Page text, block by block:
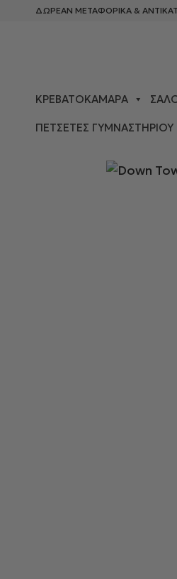
ΔΩΡΕΑΝ ΜΕΤΑΦΟΡΙΚΑ &
ΚΡΕΒΑΤΟΚΆΜΑΡΑ
ΠΕΤΣΈΤΕΣ ΓΥΜΝΑΣΤΗΡΊΟΥ
ΑΡΧΙΚΉ ΣΕΛΊΔΑ >